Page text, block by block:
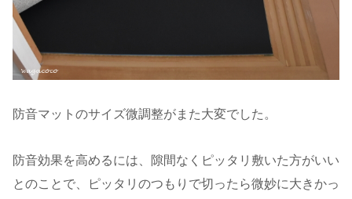
防音マットのサイズ微調整がまた大変でした。
防音効果を高めるには、隙間なくピッタリ敷いた方がいい
とのことで、ピッタリのつもりで切ったら微妙に大きかっ